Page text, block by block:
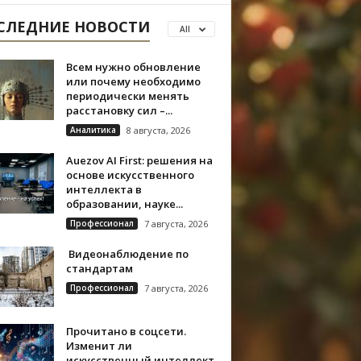
НОВОСТИ All
Всем нужно обновление
или почему необходимо
периодически менять
расстановку сил –...
Аналитика 8 августа, 2026
Auezov AI First: решения на
основе искусственного
интеллекта в
образовании, науке...
Профессионал 7 августа, 2026
Видеонаблюдение по
стандартам
Профессионал 7 августа, 2026
Прочитано в соцсети.
Изменит ли